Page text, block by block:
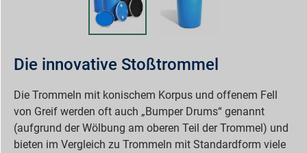
Die innovative Stoßtrommel
Die Trommeln mit konischem Korpus und offenem Fell
von Greif werden oft auch „Bumper Drums“ genannt
(aufgrund der Wölbung am oberen Teil der Trommel) und
bieten im Vergleich zu Trommeln mit Standardform viele